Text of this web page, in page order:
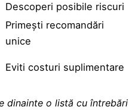
Descoperi posibile riscuri
Primești recomandări
unice
Eviti costuri suplimentare
dinainte o listă cu întrebări